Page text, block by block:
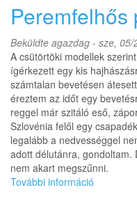
szemből
rutinszerű
Beküldte agazdag - sze, 05/
A csütörtöki modellek
ígérkezett egy kis
számtalan bevetésen
éreztem az időt egy
reggel már szitáló eső,
Szlovénia felől egy
legalább a nedvességgel
adott délutánra, gondoltam.
nem akart megszűnni.
További információ